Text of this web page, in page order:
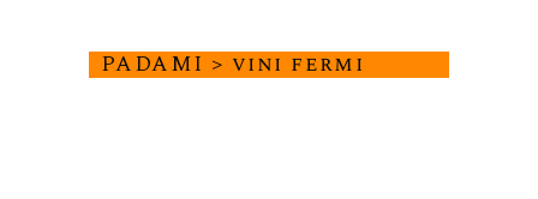
PADAMI > vini fermi